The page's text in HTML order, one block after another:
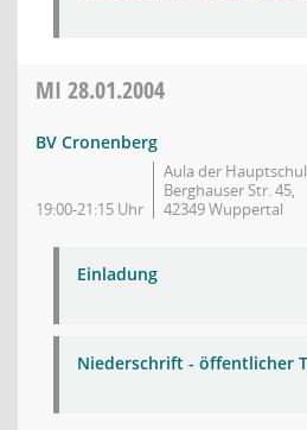
MI 28.01.2004
BV Cronenberg
19:00-21:15 Uhr
Aula der
Berghauser Str. 45,
42349 Wuppertal
Einladung
Niederschrift - öffentlicher